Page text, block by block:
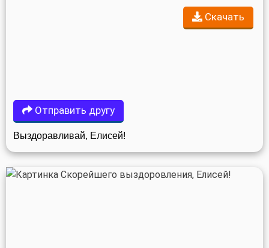
Скачать
Отправить другу
Выздоравливай, Елисей!